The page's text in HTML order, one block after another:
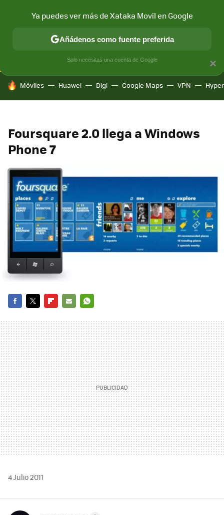
CONECTIVIDAD MÓVIL Y SOCIEDAD APLICACIONES
HOY SE HABLA DE
Móviles Huawei Digi Google Maps VPN
Foursquare 2.0 llega a Windows
Phone 7
MAIL
4 Julio 2011
×
Ya puedes ver más de Xataka Movil en Google
Añádenos como fuente preferida
Solo necesitas una cuenta de Google